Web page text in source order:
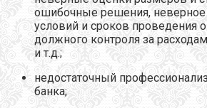
ошибочные решения, неверное
условий и сроков проведения
должного контроля за
и т.д.;
недостаточный
банка;